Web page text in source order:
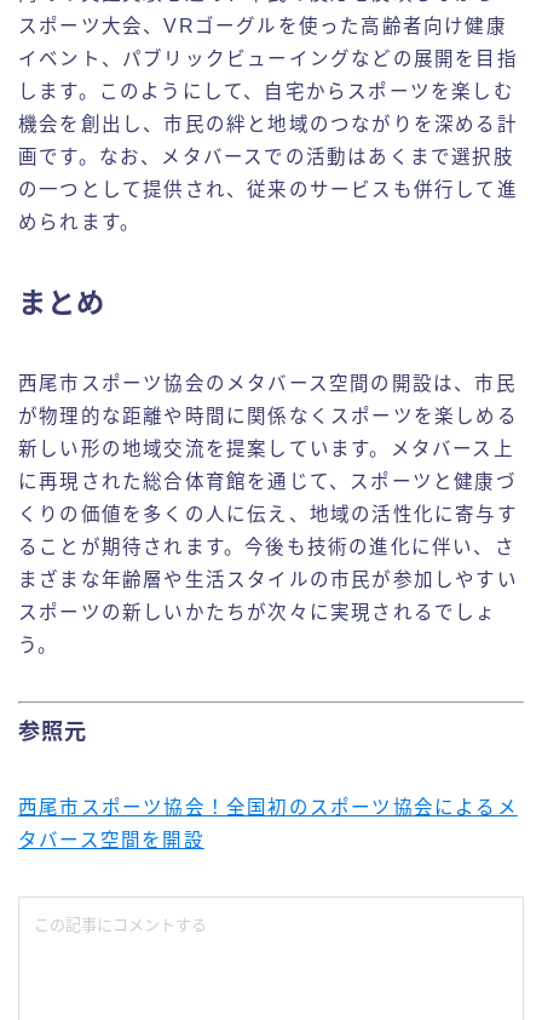
スポーツ大会、VRゴーグルを使った高齢者向け健康
イベント、パブリックビューイングなどの展開を目指
します。このようにして、自宅からスポーツを楽しむ
機会を創出し、市民の絆と地域のつながりを深める計
画です。なお、メタバースでの活動はあくまで選択肢
の一つとして提供され、従来のサービスも併行して進
められます。
まとめ
西尾市スポーツ協会のメタバース空間の開設は、市民
が物理的な距離や時間に関係なくスポーツを楽しめる
新しい形の地域交流を提案しています。メタバース上
に再現された総合体育館を通じて、スポーツと健康づ
くりの価値を多くの人に伝え、地域の活性化に寄与す
ることが期待されます。今後も技術の進化に伴い、さ
まざまな年齢層や生活スタイルの市民が参加しやすい
スポーツの新しいかたちが次々に実現されるでしょ
う。
参照元
西尾市スポーツ協会！全国初のスポーツ協会によるメ
タバース空間を開設